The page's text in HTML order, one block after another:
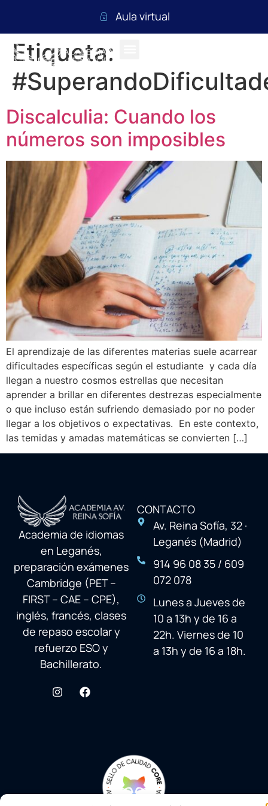
Aula virtual
Etiqueta:
Discalculia: Cuando los
números son imposibles
El aprendizaje de las diferentes materias suele acarrear
dificultades específicas según el estudiante y cada día
llegan a nuestro cosmos estrellas que necesitan
aprender a brillar en diferentes destrezas especialmente
o que incluso están sufriendo demasiado por no poder
llegar a los objetivos o expectativas. En este contexto,
las temidas y amadas matemáticas se convierten […]
Academia de idiomas
en Leganés,
preparación exámenes
Cambridge (PET –
FIRST – CAE – CPE),
inglés, francés, clases
de repaso escolar y
refuerzo ESO y
Bachillerato.
CONTACTO
Av. Reina Sofía, 32 ·
Leganés (Madrid)
914 96 08 35 / 609
072 078
Lunes a Jueves de
10 a 13h y de 16 a
22h. Viernes de 10
a 13h y de 16 a 18h.